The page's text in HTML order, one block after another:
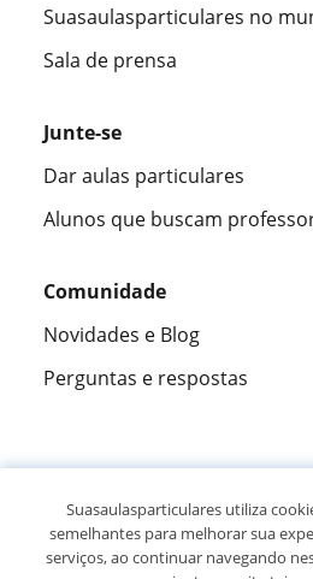
Suasaulasparticulares no
Sala de prensa
Junte-se
Dar aulas particulares
Alunos que buscam
Comunidade
Novidades e Blog
Perguntas e respostas
305915opiniões
Suasaulasparticulares utiliza
semelhantes para melhorar sua
serviços, ao continuar navegando